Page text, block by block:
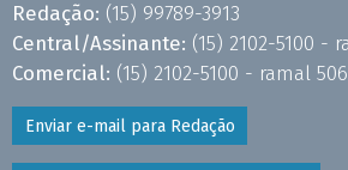
Redação: (15) 99789-3913
Central/Assinante: (15) 2102-5100 -
Comercial: (15) 2102-5100 - ramal
Enviar e-mail para Redação